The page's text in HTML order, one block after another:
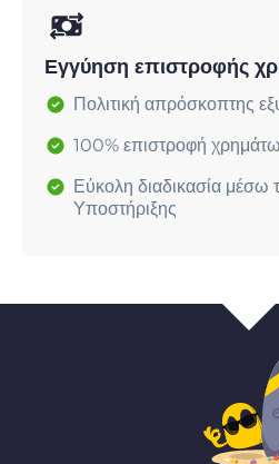
Εγγύηση επιστροφής
Πολιτική απρόσκοπτης
100% επιστροφή
Εύκολη διαδικασία μέσω
Υποστήριξης